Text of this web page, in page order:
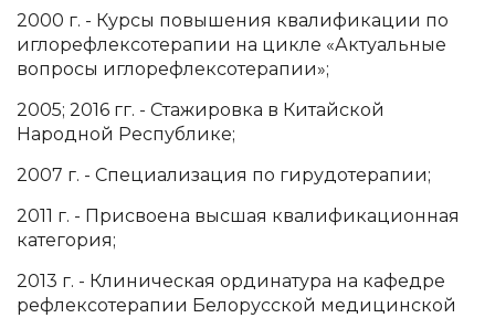
2000 г. - Курсы повышения квалификации по
иглорефлексотерапии на цикле «Актуальные
вопросы иглорефлексотерапии»;
2005; 2016 гг. - Стажировка в Китайской
Народной Республике;
2007 г. - Специализация по гирудотерапии;
2011 г. - Присвоена высшая квалификационная
категория;
2013 г. - Клиническая ординатура на кафедре
рефлексотерапии Белорусской медицинской